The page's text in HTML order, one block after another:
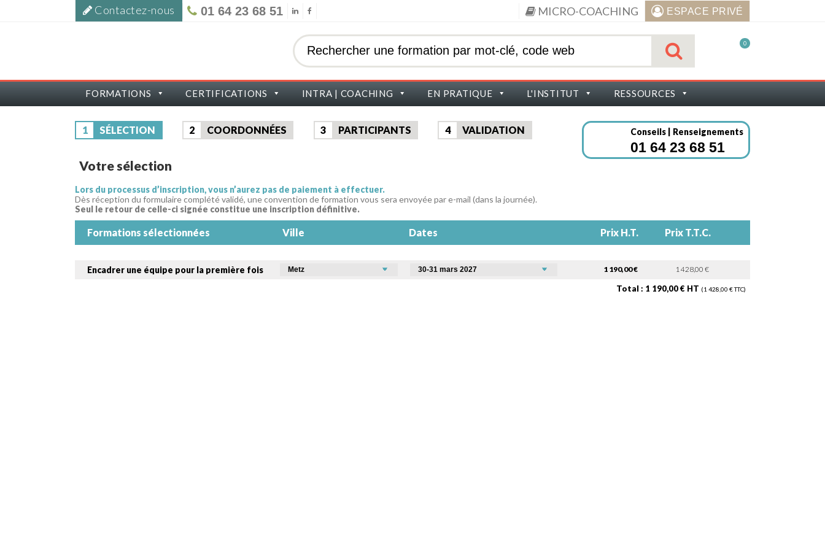
Contactez-nous 01 64 23 68 51 MICRO-COACHING ESPACE PRIVÉ
0
FORMATIONS CERTIFICATIONS INTRA | COACHING EN PRATIQUE L'INSTITUT RESSOURCES
1 SÉLECTION 2 COORDONNÉES 3 PARTICIPANTS 4 VALIDATION Conseils | Renseignements
01 64 23 68 51
Votre sélection
Lors du processus d’inscription, vous n’aurez pas de paiement à effectuer.
Dès réception du formulaire complété validé, une convention de formation vous sera envoyée par e-mail (dans la journée).
Seul le retour de celle-ci signée constitue une inscription définitive.
Formations sélectionnées Ville Dates Prix H.T. Prix T.T.C.
Total : 1 190,00 € HT (1 428,00 € TTC)
Encadrer une équipe pour la première fois 1 190,00 € 1 428,00 €